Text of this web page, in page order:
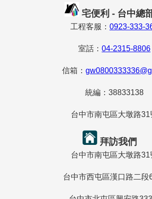
宅便利 - 台中總
工程客服： 0923-333-
室話： 04-2315-8806
信箱：
統編：38833138
台中市南屯區大墩路31
拜訪我們
台中市南屯區大墩路31
台中市西屯區漢口路二段